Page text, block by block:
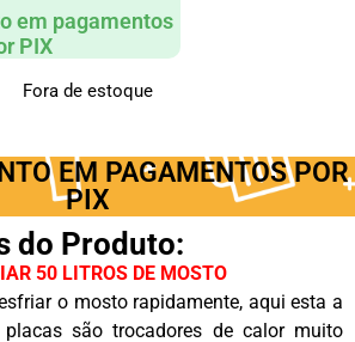
em pagamentos
PIX
Fora de estoque
EM PAGAMENTOS POR
PIX
do Produto:
50 LITROS DE MOSTO
o mosto rapidamente, aqui esta a
são trocadores de calor muito